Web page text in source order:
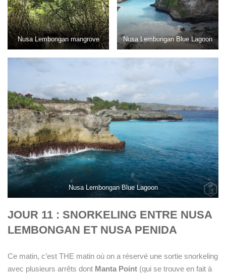
Nusa Lembongan mangrove Nusa Lembongan Blue Lagoon
Nusa Lembongan Blue Lagoon
JOUR 11 : SNORKELING ENTRE NUSA
LEMBONGAN ET NUSA PENIDA
Ce matin, c’est THE matin où on a réservé une sortie snorkeling
avec plusieurs arrêts dont Manta Point (qui se trouve en fait à